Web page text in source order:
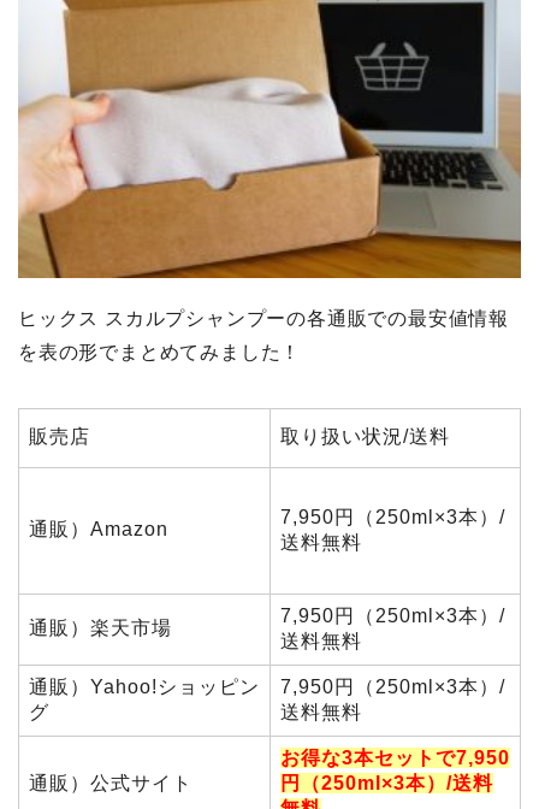
ヒックス スカルプシャンプーの各通販での最安値情報
を表の形でまとめてみました！
販売店 取り扱い状況/送料
通販）Amazon
7,950円（250ml×3本）/
送料無料
通販）楽天市場
7,950円（250ml×3本）/
送料無料
通販）Yahoo!ショッピン
グ
7,950円（250ml×3本）/
送料無料
通販）公式サイト
お得な3本セットで7,950
円（250ml×3本）/送料